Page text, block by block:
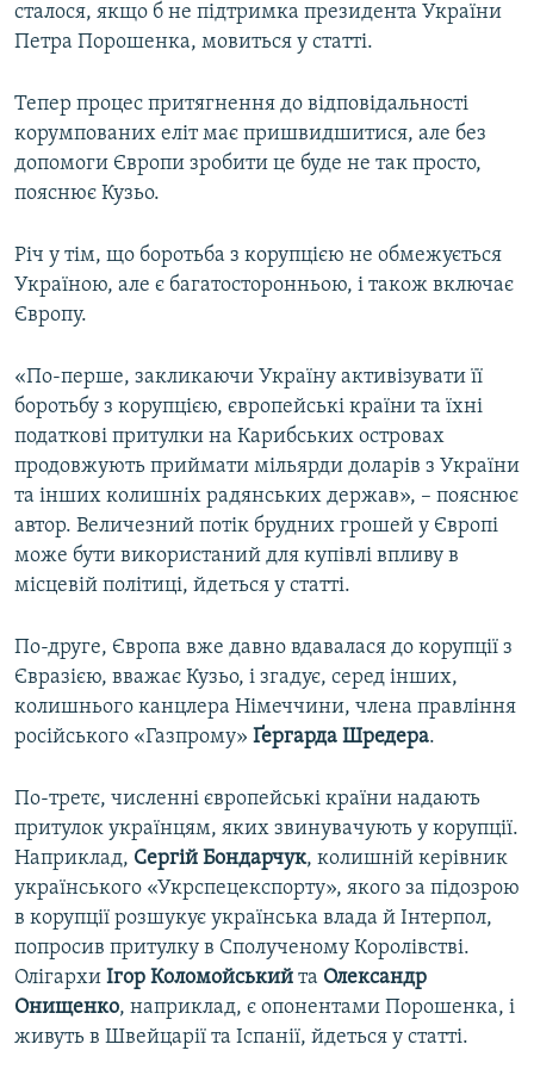
сталося, якщо б не підтримка президента України
Петра Порошенка, мовиться у статті.
Тепер процес притягнення до відповідальності
корумпованих еліт має пришвидшитися, але без
допомоги Європи зробити це буде не так просто,
пояснює Кузьо.
Річ у тім, що боротьба з корупцією не обмежується
Україною, але є багатосторонньою, і також включає
Європу.
«По-перше, закликаючи Україну активізувати її
боротьбу з корупцією, європейські країни та їхні
податкові притулки на Карибських островах
продовжують приймати мільярди доларів з України
та інших колишніх радянських держав», – пояснює
автор. Величезний потік брудних грошей у Європі
може бути використаний для купівлі впливу в
місцевій політиці, йдеться у статті.
По-друге, Європа вже давно вдавалася до корупції з
Євразією, вважає Кузьо, і згадує, серед інших,
колишнього канцлера Німеччини, члена правління
російського «Газпрому» Ґергарда Шредера.
По-третє, численні європейські країни надають
притулок українцям, яких звинувачують у корупції.
Наприклад, Сергій Бондарчук, колишній керівник
українського «Укрспецекспорту», якого за підозрою
в корупції розшукує українська влада й Інтерпол,
попросив притулку в Сполученому Королівстві.
Олігархи Ігор Коломойський та Олександр
Онищенко, наприклад, є опонентами Порошенка, і
живуть в Швейцарії та Іспанії, йдеться у статті.